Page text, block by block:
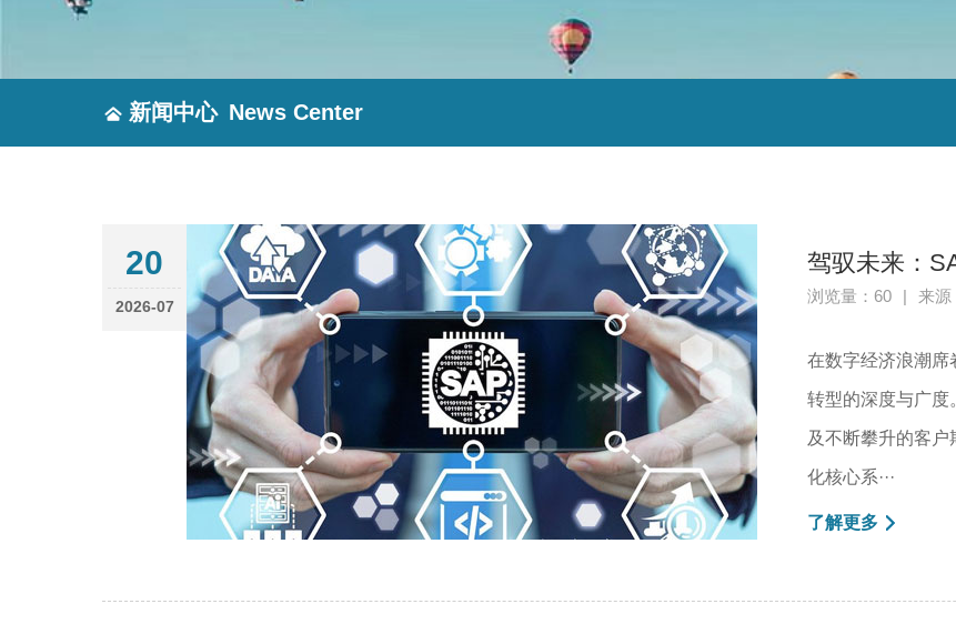
新闻中心 News Center
20
2026-07
驾驭未来：
浏览量：60 | 来源
在数字经济浪潮席
转型的深度与广度
及不断攀升的客
化核心系···
了解更多